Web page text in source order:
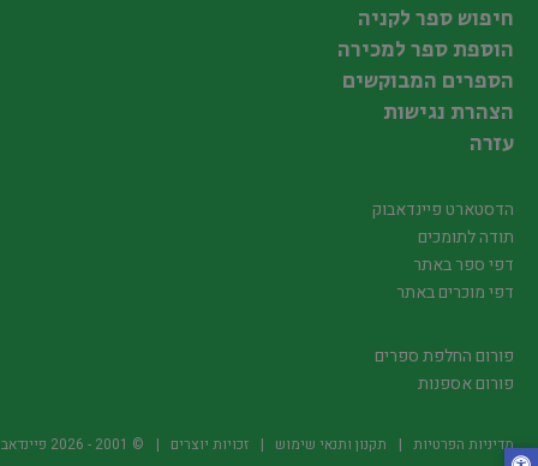
חיפוש ספר לקניה
הוספת ספר למכירה
הספרים המבוקשים
הצהרת נגישות
עזרה
הדסטארט פיינדאבוק
תודה לתומכים
דפי ספר באתר
דפי מוכרים באתר
פורום החלפת ספרים
פורום אספנות
מדיניות הפרטיות תקנון ותנאי שימוש זכויות יוצרים © 2001 -
2026